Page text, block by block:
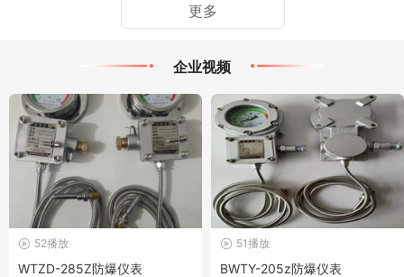
更多
企业视频
52播放
WTZD-285Z防爆仪表
51播放
BWTY-205z防爆仪表